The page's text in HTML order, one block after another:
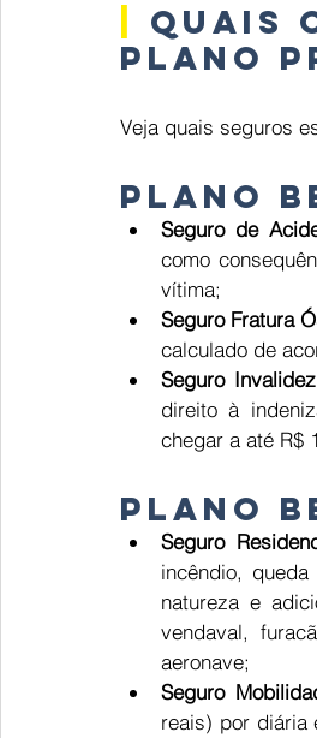
Quais
Plano
Veja quais seguros
Plano
Seguro de
como
vítima;
Seguro Fratura
calculado de
Seguro
direito à
chegar a até R$
Plano
Seguro
incêndio,
natureza e
vendaval,
aeronave;
Seguro
reais) por diária